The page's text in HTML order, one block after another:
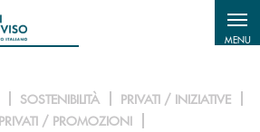
MENU
SOSTENIBILITÀ
PRIVATI / INIZIATIVE
PRIVATI / PROMOZIONI